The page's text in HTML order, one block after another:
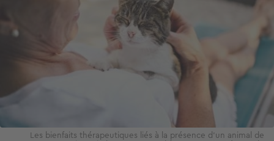
Les bienfaits thérapeutiques liés à la présence d'un animal de